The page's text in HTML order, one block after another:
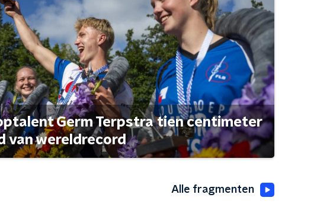
Germ Terpstra tien centimeter
van wereldrecord
Alle fragmenten